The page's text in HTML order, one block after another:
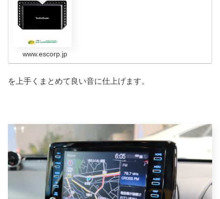
www.escorp.jp
を上手くまとめて良い音に仕上げます。